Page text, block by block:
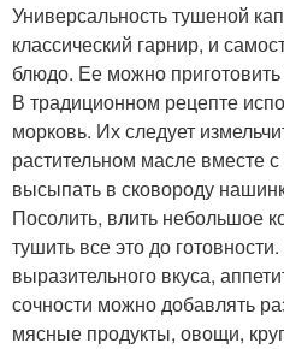
Универсальность тушеной
классический гарнир, и
блюдо. Ее можно
В традиционном рецепте
морковь. Их следует
растительном масле вместе
высыпать в сковороду
Посолить, влить небольшое
тушить все это до
выразительного вкуса,
сочности можно добавлять
мясные продукты, овощи,